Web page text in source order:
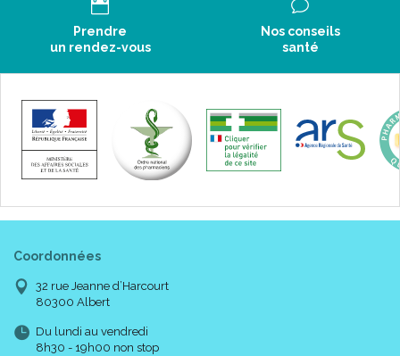
Prendre
un rendez-vous
Nos conseils
santé
Coordonnées
32 rue Jeanne d’Harcourt
80300 Albert
Du lundi au vendredi
8h30 - 19h00 non stop